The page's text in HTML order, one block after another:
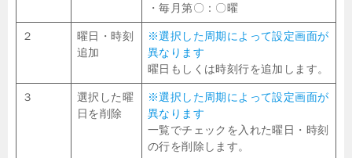
・毎月第〇：〇曜
２
曜日・時刻
追加
※選択した周期によって設定画面が
異なります
曜日もしくは時刻行を追加します。
３
選択した曜
日を削除
※選択した周期によって設定画面が
異なります
一覧でチェックを入れた曜日・時刻
の行を削除します。